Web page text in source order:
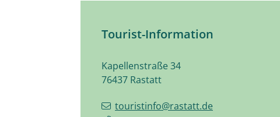
Tourist-Information
Kapellenstraße 34
76437 Rastatt
touristinfo@rastatt.de